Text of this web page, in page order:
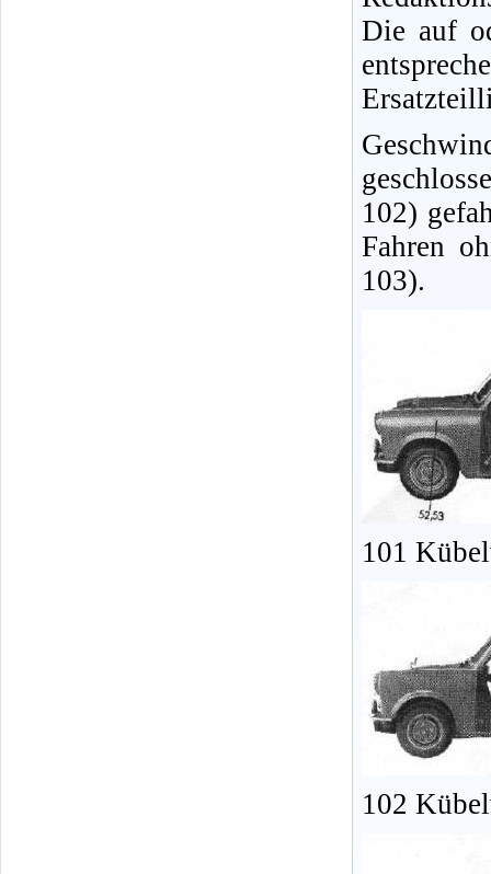
Die auf
102)
Fahren
103).
101
102